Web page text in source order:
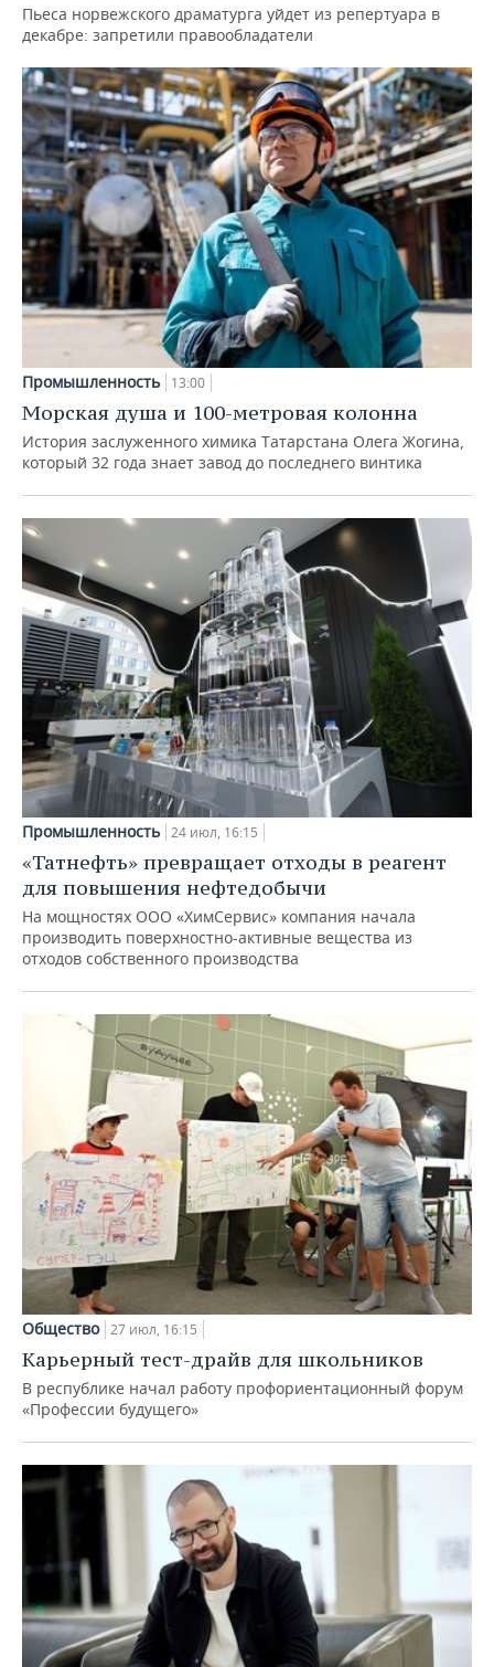
Пьеса норвежского драматурга уйдет из репертуара в
декабре: запретили правообладатели
Промышленность 13:00
Морская душа и 100-метровая колонна
История заслуженного химика Татарстана Олега Жогина,
который 32 года знает завод до последнего винтика
Промышленность 24 июл, 16:15
«Татнефть» превращает отходы в реагент
для повышения нефтедобычи
На мощностях ООО «ХимСервис» компания начала
производить поверхностно-активные вещества из
отходов собственного производства
Общество 27 июл, 16:15
Карьерный тест-драйв для школьников
В республике начал работу профориентационный форум
«Профессии будущего»